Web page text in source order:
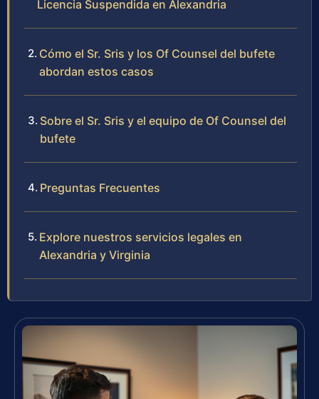
Licencia Suspendida en Alexandria
Cómo el Sr. Sris y los Of Counsel del bufete
abordan estos casos
Sobre el Sr. Sris y el equipo de Of Counsel del
bufete
Preguntas Frecuentes
Explore nuestros servicios legales en
Alexandria y Virginia